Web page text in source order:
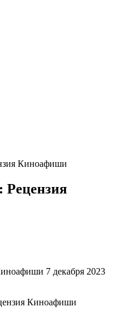
Киноафиши
Рецензия
7 декабря 2023